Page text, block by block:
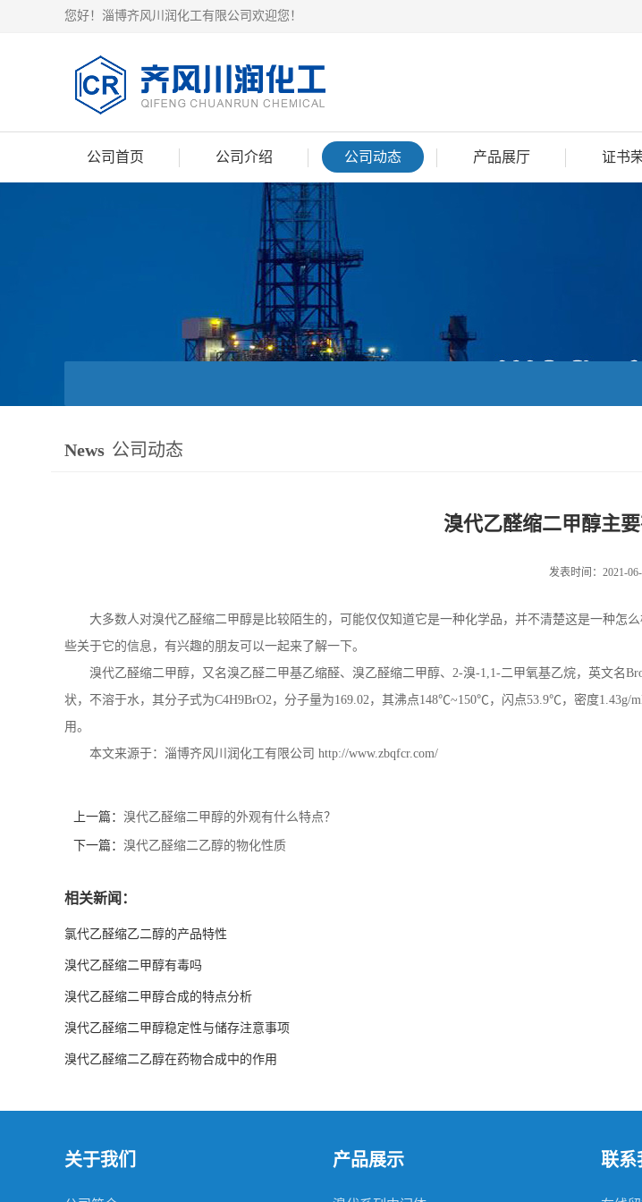
您好！淄博齐风川润化工有限公司欢迎您！
公司首页 公司介绍 公司动态 产品展厅 证书
News 公司动态
溴代乙醛缩二甲醇主要
发表时间：2021-
大多数人对溴代乙醛缩二甲醇是比较陌生的，可能仅仅知道它是一种化学品，并不清楚这是一种
些关于它的信息，有兴趣的朋友可以一起来了解一下。
溴代乙醛缩二甲醇，又名溴乙醛二甲基乙缩醛、溴乙醛缩二甲醇、 2-溴-1,1-二甲氧基乙烷，英文名
状，不溶于水，其分子式为C4H9BrO2，分子量为169.02，其沸点148℃~150℃，闪点53.9℃，密度1.43g/
用。
本文来源于：淄博齐风川润化工有限公司 http://www.zbqfcr.com/
上一篇： 溴代乙醛缩二甲醇的外观有什么特点？
下一篇： 溴代乙醛缩二乙醇的物化性质
相关新闻：
氯代乙醛缩乙二醇的产品特性
溴代乙醛缩二甲醇有毒吗
溴代乙醛缩二甲醇合成的特点分析
溴代乙醛缩二甲醇稳定性与储存注意事项
溴代乙醛缩二乙醇在药物合成中的作用
关于我们 产品展示 联系